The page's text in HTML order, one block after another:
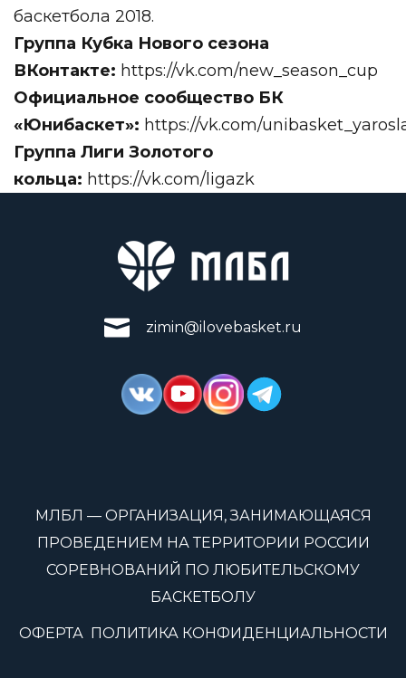
баскетбола 2018.
Группа Кубка Нового сезона
ВКонтакте: https://vk.com/new_season_cup
Официальное сообщество БК
«Юнибаскет»: https://vk.com/
Группа Лиги Золотого
кольца: https://vk.com/ligazk
zimin@ilovebasket.ru
МЛБЛ — ОРГАНИЗАЦИЯ, ЗАНИМАЮЩАЯСЯ
ПРОВЕДЕНИЕМ НА ТЕРРИТОРИИ РОССИИ
СОРЕВНОВАНИЙ ПО ЛЮБИТЕЛЬСКОМУ
БАСКЕТБОЛУ
ОФЕРТА ПОЛИТИКА КОНФИДЕНЦИАЛЬНОСТИ